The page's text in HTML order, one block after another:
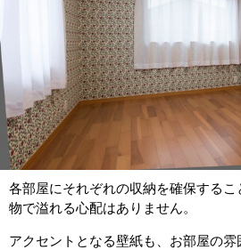
各部屋にそれぞれの収納を確保する
物で溢れる心配はありません。
アクセントとなる壁紙も、お部屋の雰